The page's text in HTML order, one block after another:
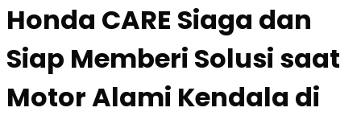
Honda CARE Siaga dan
Siap Memberi Solusi saat
Motor Alami Kendala di